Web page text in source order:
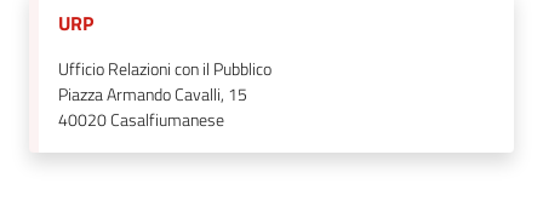
URP
Ufficio Relazioni con il Pubblico
Piazza Armando Cavalli, 15
40020Casalfiumanese